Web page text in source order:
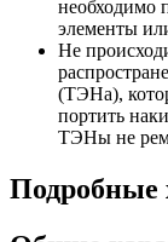
необходимо
элементы
Не
(ТЭНа),
портить
ТЭНы не
Подробные